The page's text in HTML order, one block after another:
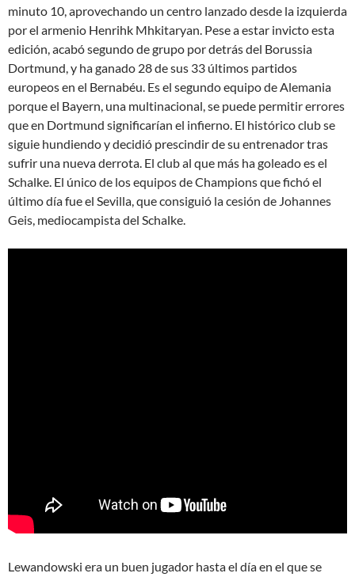
minuto 10, aprovechando un centro lanzado desde la izquierda
por el armenio Henrihk Mhkitaryan. Pese a estar invicto esta
edición, acabó segundo de grupo por detrás del Borussia
Dortmund, y ha ganado 28 de sus 33 últimos partidos
europeos en el Bernabéu. Es el segundo equipo de Alemania
porque el Bayern, una multinacional, se puede permitir errores
que en Dortmund significarían el infierno. El histórico club se
siguie hundiendo y decidió prescindir de su entrenador tras
sufrir una nueva derrota. El club al que más ha goleado es el
Schalke. El único de los equipos de Champions que fichó el
último día fue el Sevilla, que consiguió la cesión de Johannes
Geis, mediocampista del Schalke.
Lewandowski era un buen jugador hasta el día en el que se